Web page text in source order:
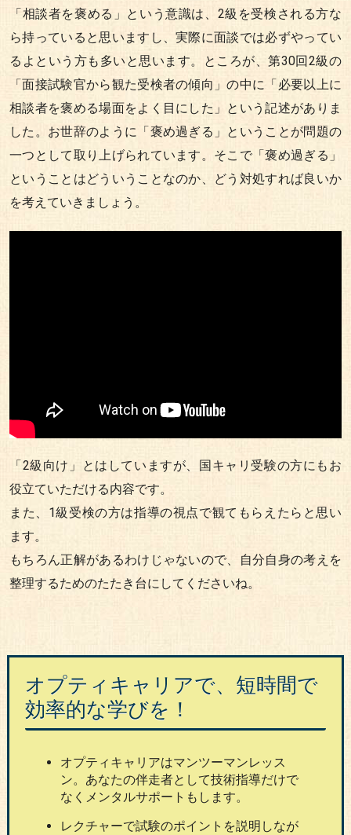
「相談者を褒める」という意識は、2級を受検される方な
ら持っていると思いますし、実際に面談では必ずやってい
るよという方も多いと思います。ところが、第30回2級の
「面接試験官から観た受検者の傾向」の中に「必要以上に
相談者を褒める場面をよく目にした」という記述がありま
した。お世辞のように「褒め過ぎる」ということが問題の
一つとして取り上げられています。そこで「褒め過ぎる」
ということはどういうことなのか、どう対処すれば良いか
を考えていきましょう。
「2級向け」とはしていますが、国キャリ受験の方にもお
役立ていただける内容です。
また、1級受検の方は指導の視点で観てもらえたらと思い
ます。
もちろん正解があるわけじゃないので、自分自身の考えを
整理するためのたたき台にしてくださいね。
オプティキャリアで、短時間で
効率的な学びを！
オプティキャリアはマンツーマンレッス
ン。あなたの伴走者として技術指導だけで
なくメンタルサポートもします。
レクチャーで試験のポイントを説明しなが